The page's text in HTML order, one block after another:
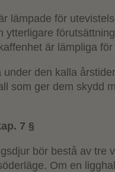
lämpade för
ytterligare
är lämpliga för
under den kalla
som ger dem skydd
7 §
bör bestå av tre
Om en